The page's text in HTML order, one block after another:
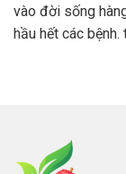
vào đời sống
hầu hết các